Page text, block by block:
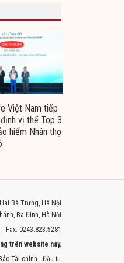
Việt Nam tiếp
vị thế Top 3
hiểm Nhân thọ
Bà Trưng, Hà Nội
Ba Đình, Hà Nội
Fax: 0243.823.5281
trên website này.
Tài chính - Đầu tư